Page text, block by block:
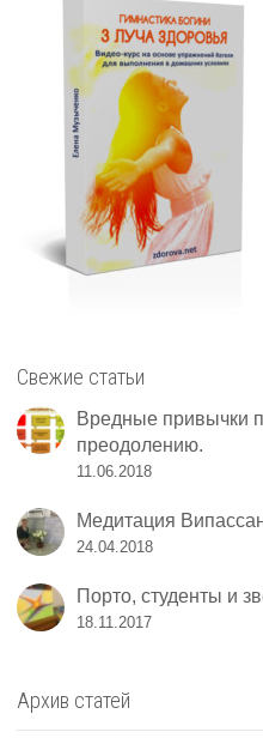
Свежие статьи
Вредные привычки
преодолению.
11.06.2018
Медитация
24.04.2018
Порто, студенты и
18.11.2017
Архив статей